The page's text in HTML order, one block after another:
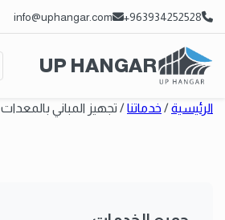
963934252528+
info@uphangar.com
UP HANGAR
الرئيسية/ خدماتنا/ تجهيز المباني بالمعدات